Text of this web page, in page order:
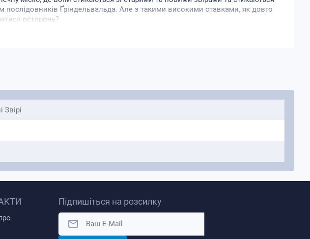
послідовників Ґріндельвальда. Але з такими високими ставками, як довго
осторонь?
Звірі
Підпишіться на розсилку